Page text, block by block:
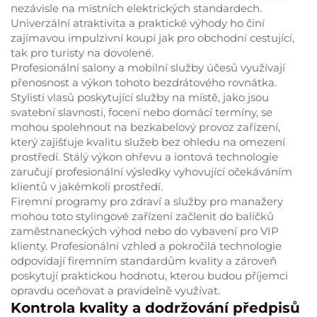
nezávisle na místních elektrických standardech.
Univerzální atraktivita a praktické výhody ho činí
zajímavou impulzivní koupí jak pro obchodní cestující,
tak pro turisty na dovolené.
Profesionální salony a mobilní služby účesů využívají
přenosnost a výkon tohoto bezdrátového rovnátka.
Stylisti vlasů poskytující služby na místě, jako jsou
svatební slavnosti, focení nebo domácí termíny, se
mohou spolehnout na bezkabelový provoz zařízení,
který zajišťuje kvalitu služeb bez ohledu na omezení
prostředí. Stálý výkon ohřevu a iontová technologie
zaručují profesionální výsledky vyhovující očekáváním
klientů v jakémkoli prostředí.
Firemní programy pro zdraví a služby pro manažery
mohou toto stylingové zařízení začlenit do balíčků
zaměstnaneckých výhod nebo do vybavení pro VIP
klienty. Profesionální vzhled a pokročilá technologie
odpovídají firemním standardům kvality a zároveň
poskytují praktickou hodnotu, kterou budou příjemci
opravdu oceňovat a pravidelně využívat.
Kontrola kvality a dodržování předpisů